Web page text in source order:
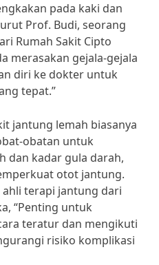
pada kaki dan
Prof. Budi, seorang
Rumah Sakit Cipto
merasakan gejala-gejala
diri ke dokter untuk
tepat.”
jantung lemah biasanya
obatan untuk
dan kadar gula darah,
otot jantung.
ahli terapi jantung dari
“Penting untuk
teratur dan mengikuti
risiko komplikasi